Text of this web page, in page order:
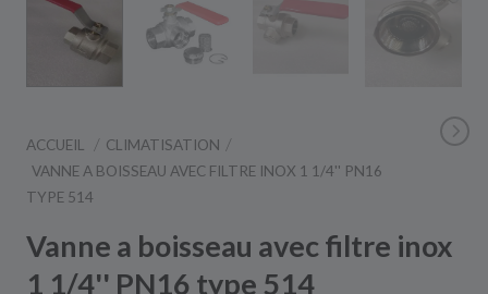
ACCUEIL
CLIMATISATION
VANNE A BOISSEAU AVEC FILTRE INOX 1 1/4'' PN16
TYPE 514
Vanne a boisseau avec filtre inox
1 1/4'' PN16 type 514